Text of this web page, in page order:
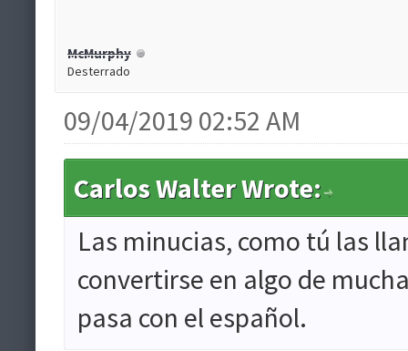
McMurphy
Desterrado
09/04/2019 02:52 AM
Carlos Walter Wrote:
Las minucias, como tú las
convertirse en algo de
pasa con el español.